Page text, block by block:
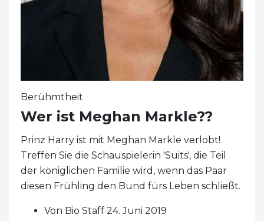
Berühmtheit
Wer ist Meghan Markle??
Prinz Harry ist mit Meghan Markle verlobt!
Treffen Sie die Schauspielerin 'Suits', die Teil
der königlichen Familie wird, wenn das Paar
diesen Frühling den Bund fürs Leben schließt.
Von Bio Staff 24. Juni 2019